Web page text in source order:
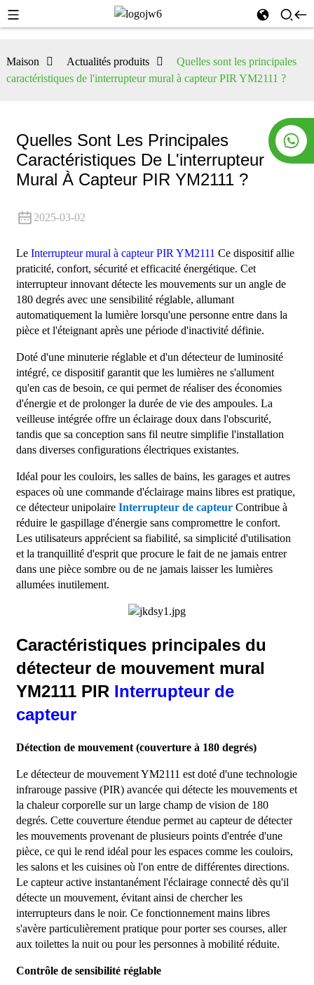
Maison Actualités produits
Quelles sont les principales
caractéristiques de l'interrupteur mural à capteur PIR YM2111 ?
Quelles Sont Les Principales
Caractéristiques De L'interrupteur
Mural À Capteur PIR YM2111 ?
2025-03-02
Le Interrupteur mural à capteur PIR YM2111 Ce dispositif allie
praticité, confort, sécurité et efficacité énergétique. Cet
interrupteur innovant détecte les mouvements sur un angle de
180 degrés avec une sensibilité réglable, allumant
automatiquement la lumière lorsqu'une personne entre dans la
pièce et l'éteignant après une période d'inactivité définie.
Doté d'une minuterie réglable et d'un détecteur de luminosité
intégré, ce dispositif garantit que les lumières ne s'allument
qu'en cas de besoin, ce qui permet de réaliser des économies
d'énergie et de prolonger la durée de vie des ampoules. La
veilleuse intégrée offre un éclairage doux dans l'obscurité,
tandis que sa conception sans fil neutre simplifie l'installation
dans diverses configurations électriques existantes.
Idéal pour les couloirs, les salles de bains, les garages et autres
espaces où une commande d'éclairage mains libres est pratique,
ce détecteur unipolaire Interrupteur de capteurContribue à
réduire le gaspillage d'énergie sans compromettre le confort.
Les utilisateurs apprécient sa fiabilité, sa simplicité d'utilisation
et la tranquillité d'esprit que procure le fait de ne jamais entrer
dans une pièce sombre ou de ne jamais laisser les lumières
allumées inutilement.
Caractéristiques principales du
détecteur de mouvement mural
YM2111 PIR Interrupteur de
capteur
Détection de mouvement (couverture à 180 degrés)
Le détecteur de mouvement YM2111 est doté d'une technologie
infrarouge passive (PIR) avancée qui détecte les mouvements et
la chaleur corporelle sur un large champ de vision de 180
degrés. Cette couverture étendue permet au capteur de détecter
les mouvements provenant de plusieurs points d'entrée d'une
pièce, ce qui le rend idéal pour les espaces comme les couloirs,
les salons et les cuisines où l'on entre de différentes directions.
Le capteur active instantanément l'éclairage connecté dès qu'il
détecte un mouvement, évitant ainsi de chercher les
interrupteurs dans le noir. Ce fonctionnement mains libres
s'avère particulièrement pratique pour porter ses courses, aller
aux toilettes la nuit ou pour les personnes à mobilité réduite.
Contrôle de sensibilité réglable